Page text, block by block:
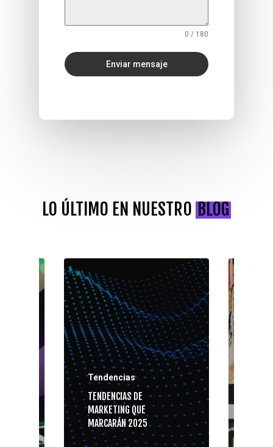
0 / 180
Enviar mensaje
LO ÚLTIMO EN NUESTRO BLOG
Tendencias
TENDENCIAS DE
MARKETING QUE
MARCARÁN 2025